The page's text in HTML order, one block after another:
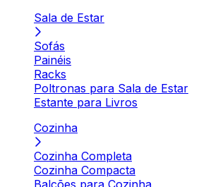
Sala de Estar
Sofás
Painéis
Racks
Poltronas para Sala de Estar
Estante para Livros
Cozinha
Cozinha Completa
Cozinha Compacta
Balcões para Cozinha